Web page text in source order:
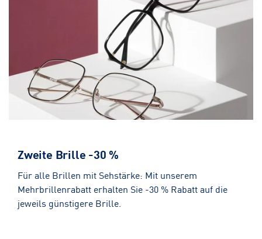
Zweite Brille -30 %
Für alle Brillen mit Sehstärke: Mit unserem
Mehrbrillenrabatt erhalten Sie -30 % Rabatt auf die
jeweils günstigere Brille.